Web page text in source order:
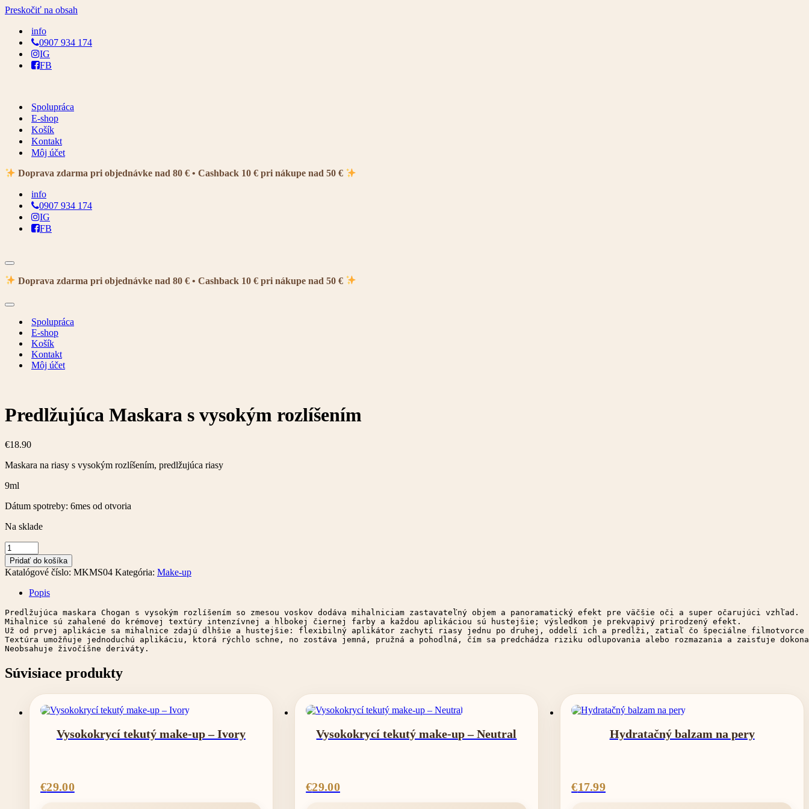
Preskočiť na obsah
info
0907 934 174
IG
FB
Spolupráca
E-shop
Košík
Kontakt
Môj účet
Doprava zdarma pri objednávke nad 80 € • Cashback 10 € pri nákupe nad 50 €
info
0907 934 174
IG
FB
Menu
navigácie
Doprava zdarma pri objednávke nad 80 € • Cashback 10 € pri nákupe nad 50 €
Menu
navigácieSpolupráca
E-shop
Košík
Kontakt
Môj účet
Predlžujúca Maskara s vysokým rozlíšením
€18.90
Maskara na riasy s vysokým rozlíšením, predlžujúca riasy
9ml
Dátum spotreby: 6mes od otvoria
Na sklade
množstvo
Predlžujúca
Maskara
s
vysokým
rozlíšením
Pridať do košíka
Katalógové číslo: MKMS04 Kategória: Make-up
Popis
Predlžujúca maskara Chogan s vysokým rozlíšením so zmesou voskov dodáva mihalniciam zastavateľný objem a panoramatický efekt pre väčšie oči a super očarujúci vzhľad.
Mihalnice sú zahalené do krémovej textúry intenzívnej a hlbokej čiernej farby a každou aplikáciou sú hustejšie; výsledkom je prekvapivý prirodzený efekt.
Už od prvej aplikácie sa mihalnice zdajú dlhšie a hustejšie: flexibilný aplikátor zachytí riasy jednu po druhej, oddelí ich a predĺži, zatiaľ čo špeciálne filmotvorce
Textúra umožňuje jednoduchú aplikáciu, ktorá rýchlo schne, no zostáva jemná, pružná a pohodlná, čím sa predchádza riziku odlupovania alebo rozmazania a zaisťuje
Neobsahuje živočíšne deriváty.
Súvisiace produkty
Vysokokrycí tekutý make-up – Ivory
€29.00
Vysokokrycí tekutý make-up – Neutral
€29.00
Hydratačný balzam na pery
€17.99